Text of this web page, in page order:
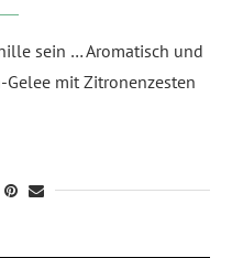
sein … Aromatisch und
mit Zitronenzesten